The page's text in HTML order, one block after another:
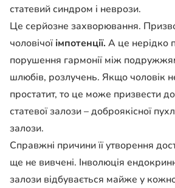
статевий синдром і неврози.
Це серйозне захворювання.
чоловічоїімпотенції. А це нерідко
порушення гармонії між
шлюбів, розлучень. Якщо чоловік
простатит, то це може призвести
статевої залози – доброякісної
залози.
Справжні причини її утворення
ще не вивчені. Інволюція
залози відбувається майже у